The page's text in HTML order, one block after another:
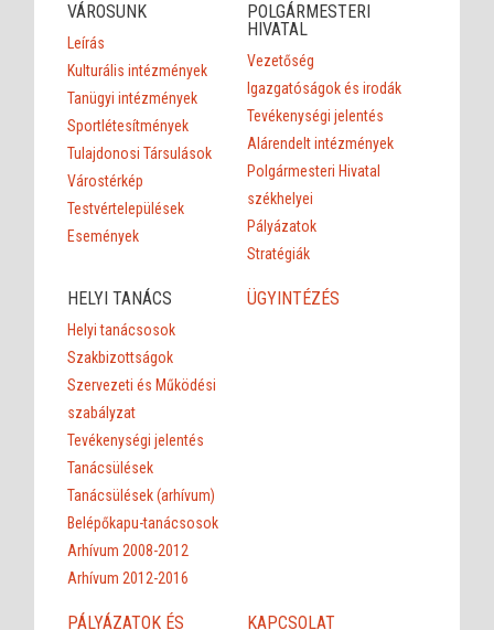
VÁROSUNK
Leírás
Kulturális intézmények
Tanügyi intézmények
Sportlétesítmények
Tulajdonosi Társulások
Várostérkép
Testvértelepülések
Események
POLGÁRMESTERI
HIVATAL
Vezetőség
Igazgatóságok és irodák
Tevékenységi jelentés
Alárendelt intézmények
Polgármesteri Hivatal
székhelyei
Pályázatok
Stratégiák
HELYI TANÁCS
Helyi tanácsosok
Szakbizottságok
Szervezeti és Működési
szabályzat
Tevékenységi jelentés
Tanácsülések
Tanácsülések (arhívum)
Belépőkapu-tanácsosok
Arhívum 2008-2012
Arhívum 2012-2016
ÜGYINTÉZÉS
PÁLYÁZATOK ÉS KAPCSOLAT